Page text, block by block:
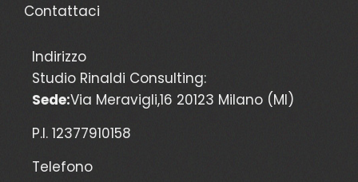
Contattaci
Indirizzo
Studio Rinaldi Consulting:
Sede:Via Meravigli,16 20123 Milano (MI)
P.I. 12377910158
Telefono